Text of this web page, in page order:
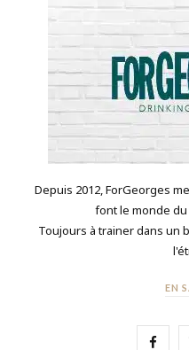
Depuis 2012, ForGeorges
font le monde
Toujours à trainer dans un
EN
F